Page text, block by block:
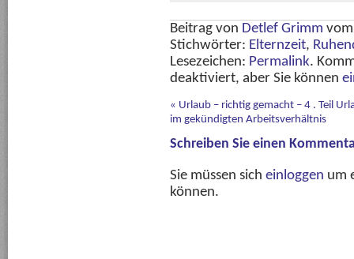
Beitrag von Detlef Grimm
Stichwörter: Elternzeit,
Lesezeichen: Permalink.
deaktiviert, aber Sie können
« Urlaub – richtig gemacht – 4 . Teil
im gekündigten Arbeitsverhältnis
Schreiben Sie einen
Sie müssen sich einloggen um
können.